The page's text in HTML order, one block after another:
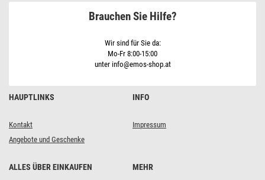
HAUPTLINKS
Kontakt
Angebote und Geschenke
INFO
Impressum
ALLES ÜBER EINKAUFEN MEHR
Brauchen Sie Hilfe?
Wir sind für Sie da:
Mo-Fr 8:00-15:00
unter info@emos-shop.at